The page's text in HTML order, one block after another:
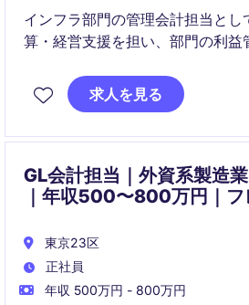
インフラ部門の管理会計担当とし
算・経営支援を担い、部門の利益
あわせてDXを活用した管理会計
を推進し、データドリブン経営の
求人を見る
GL会計担当｜外資系製造
｜年収500〜800万円｜フ
東京23区
正社員
年収 500万円 - 800万円